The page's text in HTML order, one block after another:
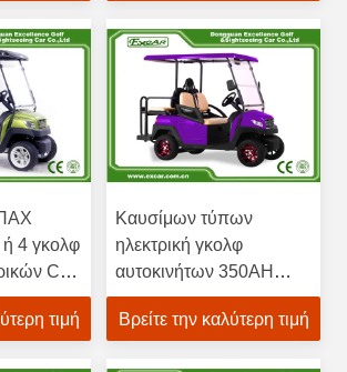
ή 4 γκολφ
CE
τιμή
Καυσίμων τύπων
ηλεκτρική γκολφ
αυτοκινήτων 350AH
3.7W πορφύρα πλαισίου
κάρρων κυνηγιού
Βρείτε την καλύτερη τιμή